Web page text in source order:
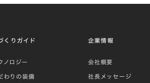
くりガイド
ノロジー
わりの装備
企業情報
会社概要
社長メッセージ